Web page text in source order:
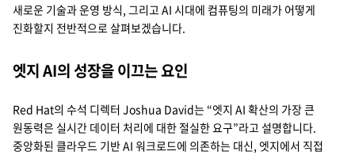
새로운 기술과 운영 방식, 그리고 AI 시대에 컴퓨팅의 미래가 어떻게
진화할지 전반적으로 살펴보겠습니다.
엣지 AI의 성장을 이끄는 요인
Red Hat의 수석 디렉터 Joshua David는 “엣지 AI 확산의 가장 큰
원동력은 실시간 데이터 처리에 대한 절실한 요구”라고 설명합니다.
중앙화된 클라우드 기반 AI 워크로드에 의존하는 대신, 엣지에서 직접